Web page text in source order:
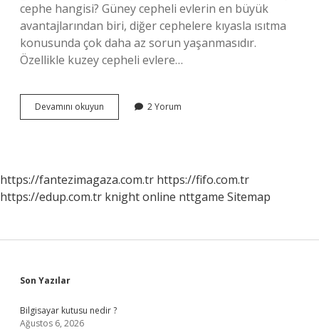
cephe hangisi? Güney cepheli evlerin en büyük
avantajlarından biri, diğer cephelere kıyasla ısıtma
konusunda çok daha az sorun yaşanmasıdır.
Özellikle kuzey cepheli evlere…
Devamını okuyun
Cephe
2 Yorum
https://fantezimagaza.com.tr https://fifo.com.tr
https://edup.com.tr knight online nttgame Sitemap
Sidebar
Son Yazılar
Bilgisayar kutusu nedir ?
Ağustos 6, 2026